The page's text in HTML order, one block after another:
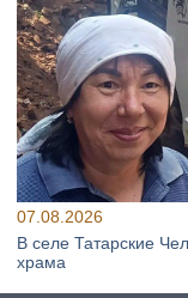
07.08.2026
В селе Татарские
храма